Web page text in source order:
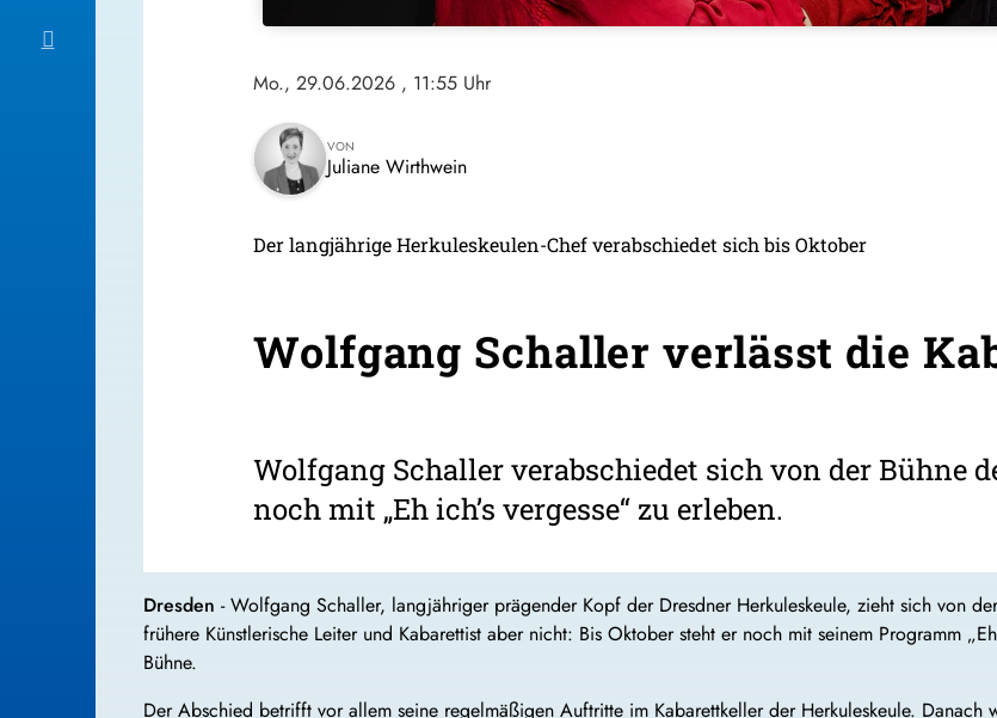
Mo., 29.06.2026 , 11:55 Uhr
VON
Juliane Wirthwein
Der langjährige Herkuleskeulen-Chef verabschiedet sich bis Oktober
Wolfgang Schaller verlässt die
Wolfgang Schaller verabschiedet sich von der Bühne
noch mit „Eh ich’s vergesse“ zu erleben.
Dresden - Wolfgang Schaller, langjähriger prägender Kopf der Dresdner Herkuleskeule, zieht sich von
frühere Künstlerische Leiter und Kabarettist aber nicht: Bis Oktober steht er noch mit seinem Programm
Bühne.
Der Abschied betrifft vor allem seine regelmäßigen Auftritte im Kabarettkeller der Herkuleskeule.